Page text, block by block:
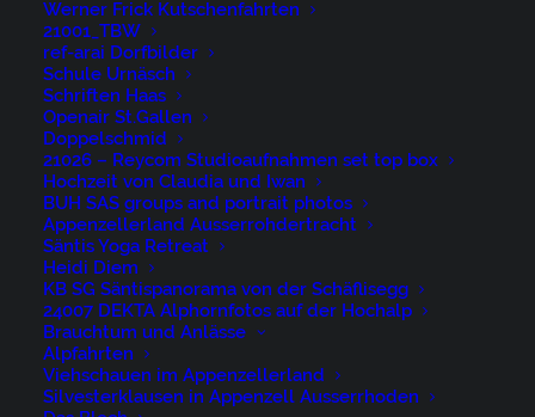
Werner Frick Kutschenfahrten
21001_TBW
ref-arai Dorfbilder
Schule Urnäsch
Schriften Haas
Openair St.Gallen
Doppelschmid
21026 – Reycom Studioaufnahmen set top box
Hochzeit von Claudia und Iwan
BUH SAS groups and portrait photos
Appenzellerland Ausserrohdertracht
Säntis Yoga Retreat
Heidi Diem
KB SG Säntispanorama von der Schäflisegg
24007 DEKTA Alphornfotos auf der Hochalp
Brauchtum und Anlässe
Alpfahrten
Viehschauen im Appenzellerland
Silvesterklausen in Appenzell Ausserrhoden
Lac de Neuchâtel 16-10-10-1948